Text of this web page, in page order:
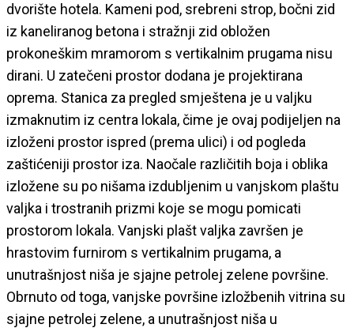
dvorište hotela. Kameni pod, srebreni strop, bočni zid
iz kaneliranog betona i stražnji zid obložen
prokoneškim mramorom s vertikalnim prugama nisu
dirani. U zatečeni prostor dodana je projektirana
oprema. Stanica za pregled smještena je u valjku
izmaknutim iz centra lokala, čime je ovaj podijeljen na
izloženi prostor ispred (prema ulici) i od pogleda
zaštićeniji prostor iza. Naočale različitih boja i oblika
izložene su po nišama izdubljenim u vanjskom plaštu
valjka i trostranih prizmi koje se mogu pomicati
prostorom lokala. Vanjski plašt valjka završen je
hrastovim furnirom s vertikalnim prugama, a
unutrašnjost niša je sjajne petrolej zelene površine.
Obrnuto od toga, vanjske površine izložbenih vitrina su
sjajne petrolej zelene, a unutrašnjost niša u